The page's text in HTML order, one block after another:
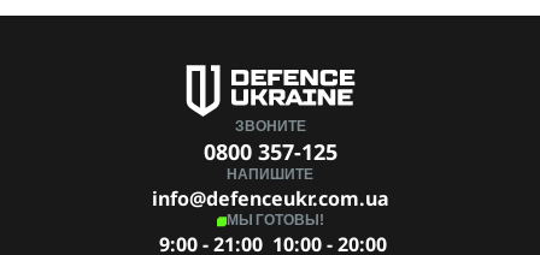
ЗВОНИТЕ
0800 357-125
НАПИШИТЕ
info@defenceukr.com.ua
МЫ ГОТОВЫ!
9:00 - 21:00 10:00 - 20:00